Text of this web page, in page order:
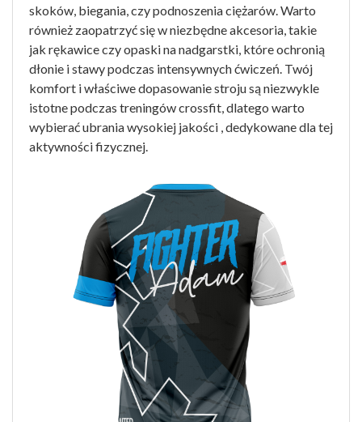
skoków, biegania, czy podnoszenia ciężarów. Warto
również zaopatrzyć się w niezbędne akcesoria, takie
jak rękawice czy opaski na nadgarstki, które ochronią
dłonie i stawy podczas intensywnych ćwiczeń. Twój
komfort i właściwe dopasowanie stroju są niezwykle
istotne podczas treningów crossfit, dlatego warto
wybierać ubrania wysokiej jakości , dedykowane dla tej
aktywności fizycznej.